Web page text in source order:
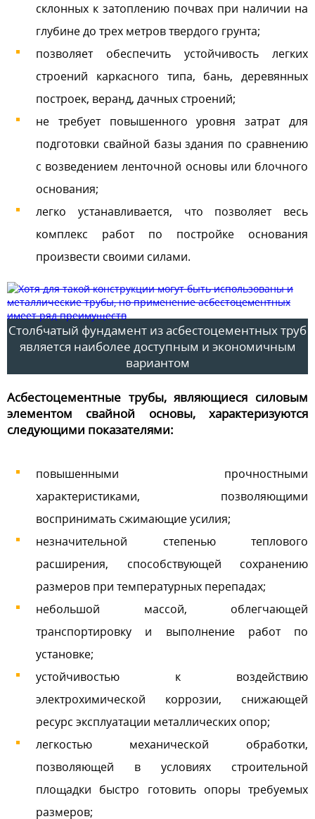
склонных к затоплению почвах при наличии на
глубине до трех метров твердого грунта;
позволяет обеспечить устойчивость легких
строений каркасного типа, бань, деревянных
построек, веранд, дачных строений;
не требует повышенного уровня затрат для
подготовки свайной базы здания по сравнению
с возведением ленточной основы или блочного
основания;
легко устанавливается, что позволяет весь
комплекс работ по постройке основания
произвести своими силами.
Столбчатый фундамент из асбестоцементных труб
является наиболее доступным и экономичным
вариантом
Асбестоцементные трубы, являющиеся силовым
элементом свайной основы, характеризуются
следующими показателями:
повышенными прочностными
характеристиками, позволяющими
воспринимать сжимающие усилия;
незначительной степенью теплового
расширения, способствующей сохранению
размеров при температурных перепадах;
небольшой массой, облегчающей
транспортировку и выполнение работ по
установке;
устойчивостью к воздействию
электрохимической коррозии, снижающей
ресурс эксплуатации металлических опор;
легкостью механической обработки,
позволяющей в условиях строительной
площадки быстро готовить опоры требуемых
размеров;